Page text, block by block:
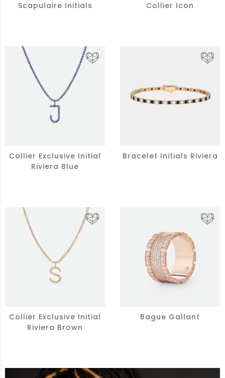
Scapulaire Initials Collier Icon
Collier Exclusive Initial
Riviera Blue
Bracelet Initials Riviera
Collier Exclusive Initial
Riviera Brown
Bague Gallant